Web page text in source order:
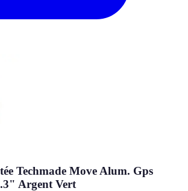
Techmade Move Alum. Gps
Argent Vert